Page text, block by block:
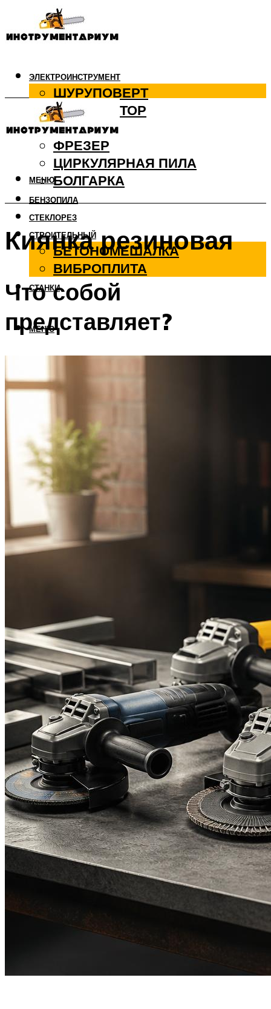
ЭЛЕКТРОИНСТРУМЕНТ
ШУРУПОВЕРТ
ПЕРФОРАТОР
ДРЕЛЬ
ФРЕЗЕР
ЦИРКУЛЯРНАЯ ПИЛА
БОЛГАРКА
БЕНЗОПИЛА
СТЕКЛОРЕЗ
СТРОИТЕЛЬНЫЙ
БЕТОНОМЕШАЛКА
ВИБРОПЛИТА
СТАНКИ
МЕНЮ
МЕНЮ
Киянка резиновая
Что собой
представляет?